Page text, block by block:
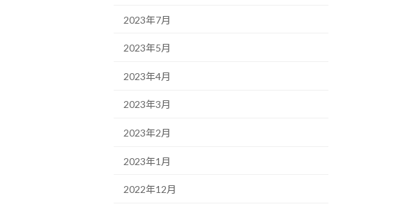
2023年7月
2023年5月
2023年4月
2023年3月
2023年2月
2023年1月
2022年12月